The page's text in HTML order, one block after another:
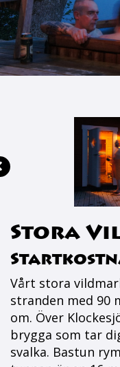
Stora
Vårt stora
stranden med 90
om. Över
brygga som tar
svalka. Bastun